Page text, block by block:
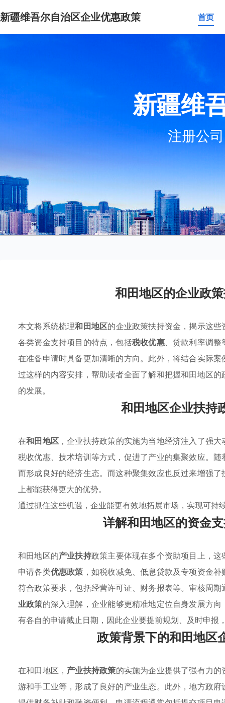
新疆维吾尔自治区企业优惠政策 首页
新疆维
注册公
和田地区的企业政
本文将系统梳理和田地区的企业政策扶持资金，揭示这
各类资金支持项目的特点，包括税收优惠、贷款利率调整
在准备申请时具备更加清晰的方向。此外，将结合实际
过这样的内容安排，帮助读者全面了解和把握和田地区
的发展。
和田地区企业扶持
在和田地区 ，企业扶持政策的实施为当地经济注入了强
税收优惠、技术培训等方式，促进了产业的集聚效应。
而形成良好的经济生态。而这种聚集效应也反过来增强
上都能获得更大的优势。
通过抓住这些机遇，企业能更有效地拓展市场，实现可持
详解和田地区的资金
和田地区的产业扶持政策主要体现在多个资助项目上，
申请各类优惠政策 ，如税收减免、低息贷款及专项资金
符合政策要求，包括经营许可证、财务报表等。审核周
业政策的深入理解，企业能够更精准地定位自身发展方
有各自的申请截止日期，因此企业要提前规划、及时申报
政策背景下的和田地区
在和田地区， 产业扶持政策的实施为企业提供了强有力
游和手工业等，形成了良好的产业生态。此外，地方政府